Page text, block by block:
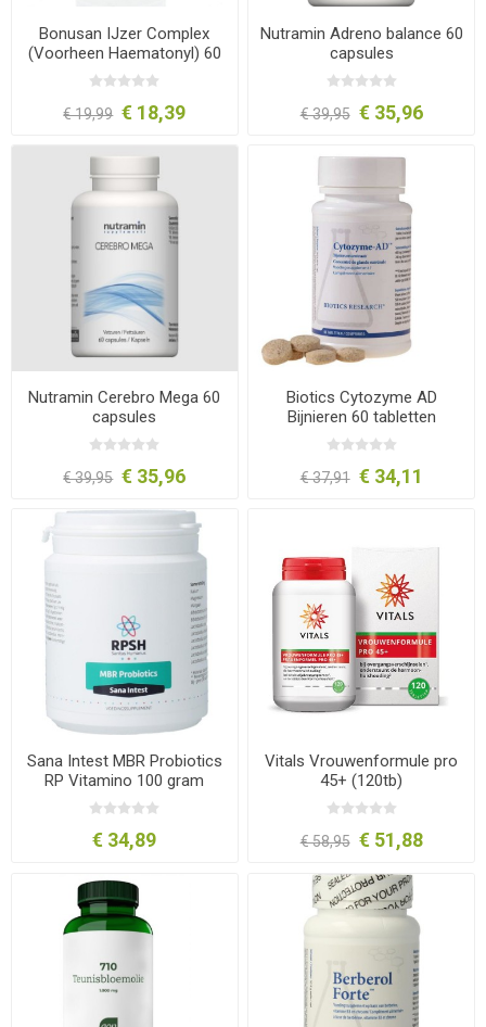
Bonusan IJzer Complex
(Voorheen Haematonyl) 60
capsules
€ 19,99 € 18,39
Nutramin Adreno balance 60
capsules
€ 39,95 € 35,96
Nutramin Cerebro Mega 60
capsules
€ 39,95 € 35,96
Biotics Cytozyme AD
Bijnieren 60 tabletten
€ 37,91 € 34,11
Sana Intest MBR Probiotics
RP Vitamino 100 gram
€ 34,89
Vitals Vrouwenformule pro
45+ (120tb)
€ 58,95 € 51,88